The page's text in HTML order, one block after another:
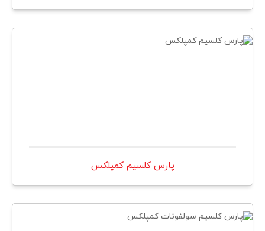
پارس كلسيم كمپلكس